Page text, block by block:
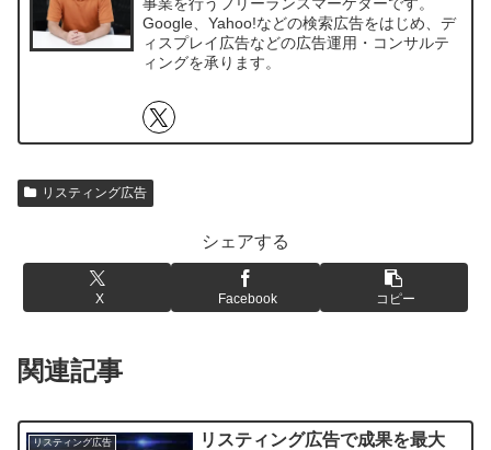
Google、Yahoo!などの検索広告をはじめ、デ
ィスプレイ広告などの広告運用・コンサルテ
ィングを承ります。
リスティング広告
シェアする
X Facebook コピー
関連記事
リスティング広告
リスティング広告で成果を最大